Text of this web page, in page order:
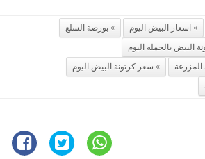
اسعار البيض اليوم
بورصة السلع
البيض بالجمله اليوم
سعر كرتونة البيض اليوم